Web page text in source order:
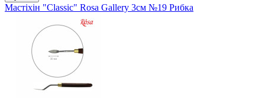
Мастіхін "Classic" Rosa Gallery 3см №19 Рибка